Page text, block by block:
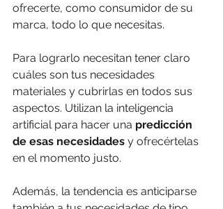
ofrecerte, como consumidor de su
marca, todo lo que necesitas.
Para lograrlo necesitan tener claro
cuáles son tus necesidades
materiales y cubrirlas en todos sus
aspectos. Utilizan la inteligencia
artificial para hacer una predicción
de esas necesidades y ofrecértelas
en el momento justo.
Además, la tendencia es anticiparse